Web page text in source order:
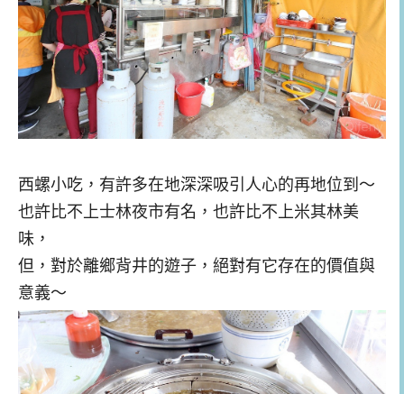
西螺小吃，有許多在地深深吸引人心的再地位到～
也許比不上士林夜市有名，也許比不上米其林美
味，
但，對於離鄉背井的遊子，絕對有它存在的價值與
意義～